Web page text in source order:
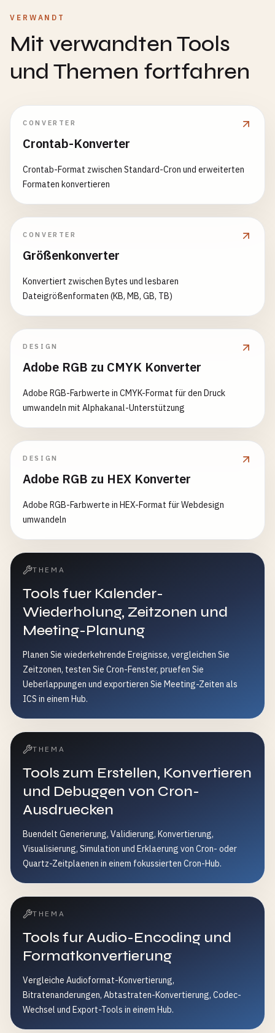
VERWANDT
Mit verwandten Tools
und Themen fortfahren
CONVERTER
Crontab-Konverter
Crontab-Format zwischen Standard-Cron und erweiterten
Formaten konvertieren
CONVERTER
Größenkonverter
Konvertiert zwischen Bytes und lesbaren
Dateigrößenformaten (KB, MB, GB, TB)
DESIGN
Adobe RGB zu CMYK Konverter
Adobe RGB-Farbwerte in CMYK-Format für den Druck
umwandeln mit Alphakanal-Unterstützung
DESIGN
Adobe RGB zu HEX Konverter
Adobe RGB-Farbwerte in HEX-Format für Webdesign
umwandeln
THEMA
Tools fuer Kalender-
Wiederholung, Zeitzonen und
Meeting-Planung
Planen Sie wiederkehrende Ereignisse, vergleichen Sie
Zeitzonen, testen Sie Cron-Fenster, pruefen Sie
Ueberlappungen und exportieren Sie Meeting-Zeiten als
ICS in einem Hub.
THEMA
Tools zum Erstellen, Konvertieren
und Debuggen von Cron-
Ausdruecken
Buendelt Generierung, Validierung, Konvertierung,
Visualisierung, Simulation und Erklaerung von Cron- oder
Quartz-Zeitplaenen in einem fokussierten Cron-Hub.
THEMA
Tools fur Audio-Encoding und
Formatkonvertierung
Vergleiche Audioformat-Konvertierung,
Bitratenanderungen, Abtastraten-Konvertierung, Codec-
Wechsel und Export-Tools in einem Hub.